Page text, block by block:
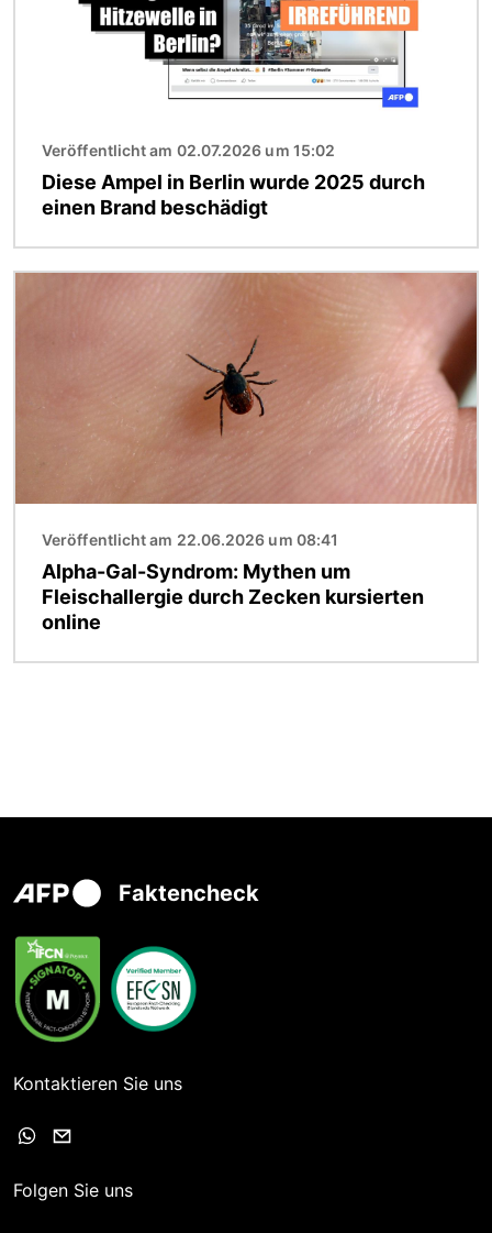
Veröffentlicht am 02.07.2026 um 15:02
Diese Ampel in Berlin wurde 2025 durch
einen Brand beschädigt
Veröffentlicht am 22.06.2026 um 08:41
Alpha-Gal-Syndrom: Mythen um
Fleischallergie durch Zecken kursierten
online
Faktencheck
Kontaktieren Sie uns
Folgen Sie uns